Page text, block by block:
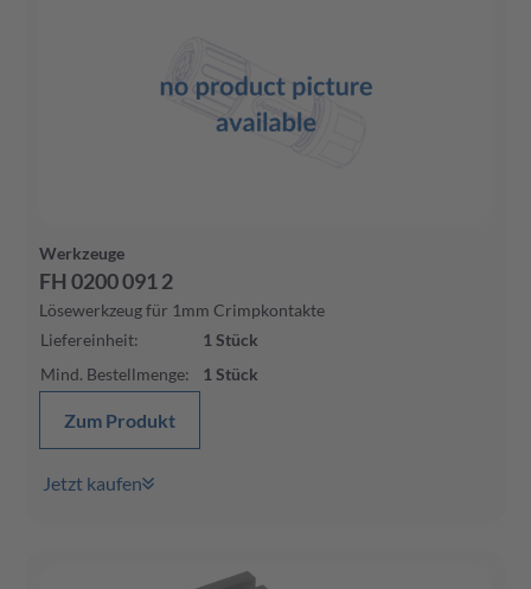
Werkzeuge
FH 0200 091 2
Lösewerkzeug für 1mm Crimpkontakte
Liefereinheit: 1 Stück
Mind. Bestellmenge: 1 Stück
Zum Produkt
Jetzt kaufen